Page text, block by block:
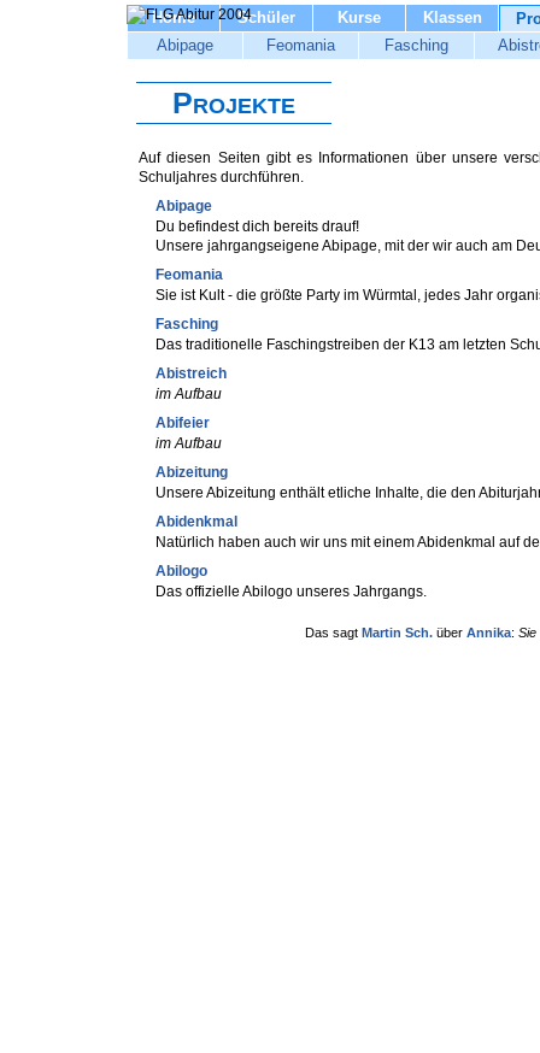
Home Schüler Kurse Klassen
Abipage
Feomania Fasching
Projekte
Auf diesen Seiten gibt es Informationen über unsere
Schuljahres durchführen.
Abipage
Du befindest dich bereits drauf!
Unsere jahrgangseigene Abipage, mit der wir auch am
Feomania
Sie ist Kult - die größte Party im Würmtal, jedes Jahr
Fasching
Das traditionelle Faschingstreiben der K13 am letzten
Abistreich
im Aufbau
Abifeier
im Aufbau
Abizeitung
Unsere Abizeitung enthält etliche Inhalte, die den
Abidenkmal
Natürlich haben auch wir uns mit einem Abidenkmal auf
Abilogo
Das offizielle Abilogo unseres Jahrgangs.
Das sagt Martin Sch. über Annika: Sie